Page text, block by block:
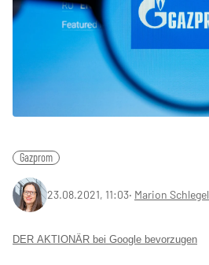
Gazprom
23.08.2021, 11:03‧ Marion Schlegel
DER AKTIONÄR bei Google bevorzugen